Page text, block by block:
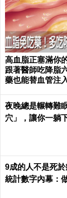
高血脂正塞滿你
跟著醫師吃降脂
藥也能替血管注
夜晚總是輾轉難
穴」，讓你一躺
9成的人不是死
統計數字內幕：